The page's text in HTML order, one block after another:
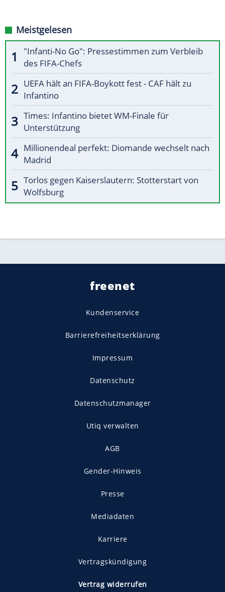
Meistgelesen
"Infanti-No Go": Pressestimmen zum Verbleib
des FIFA-Chefs
UEFA hält an FIFA-Boykott fest - CAF hält zu
Infantino
Times: Infantino bietet WM-Finale für
Unterstützung
Millionendeal perfekt: Diomande wechselt nach
Madrid
Torlos gegen Kaiserslautern: Stotterstart von
Wolfsburg
freenet
Kundenservice
Barrierefreiheitserklärung
Impressum
Datenschutz
Datenschutzmanager
Utiq verwalten
AGB
Gender-Hinweis
Presse
Mediadaten
Karriere
Vertragskündigung
Vertrag widerrufen